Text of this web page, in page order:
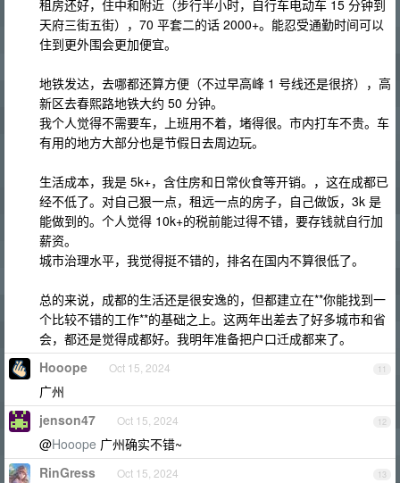
租房还好，住中和附近（步行半小时，自行车电动车 15 分钟到
天府三街五街），70 平套二的话 2000+。能忍受通勤时间可以
住到更外围会更加便宜。
地铁发达，去哪都还算方便（不过早高峰 1 号线还是很挤），高
新区去春熙路地铁大约 50 分钟。
我个人觉得不需要车，上班用不着，堵得很。市内打车不贵。车
有用的地方大部分也是节假日去周边玩。
生活成本，我是 5k+，含住房和日常伙食等开销。，这在成都已
经不低了。对自己狠一点，租远一点的房子，自己做饭，3k 是
能做到的。个人觉得 10k+的税前能过得不错，要存钱就自行加
薪资。
城市治理水平，我觉得挺不错的，排名在国内不算很低了。
总的来说，成都的生活还是很安逸的，但都建立在**你能找到一
个比较不错的工作**的基础之上。这两年出差去了好多城市和省
会，都还是觉得成都好。我明年准备把户口迁成都来了。
11
Hooope Oct 15, 2024
广州
12
jenson47 Oct 15, 2024
@Hooope 广州确实不错~
13
RinGress Oct 15, 2024